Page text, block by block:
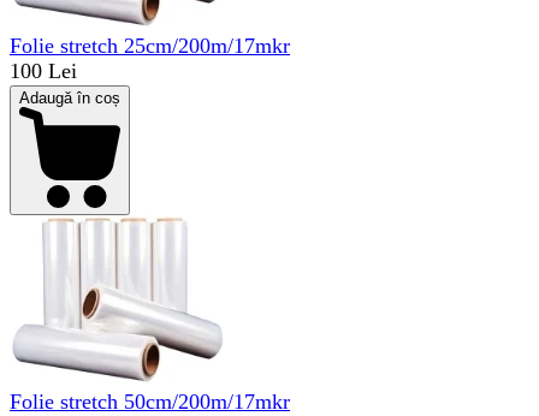
Folie stretch 25cm/200m/17mkr
100 Lei
Adaugă în coș
Folie stretch 50cm/200m/17mkr